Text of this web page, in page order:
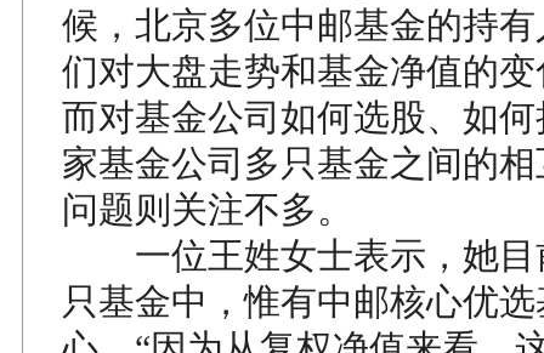
候，北京多位中邮基金的持
们对大盘走势和基金净值的
而对基金公司如何选股、如
家基金公司多只基金之间的
问题则关注不多。
一位王姓女士表示，她目
只基金中，惟有中邮核心优